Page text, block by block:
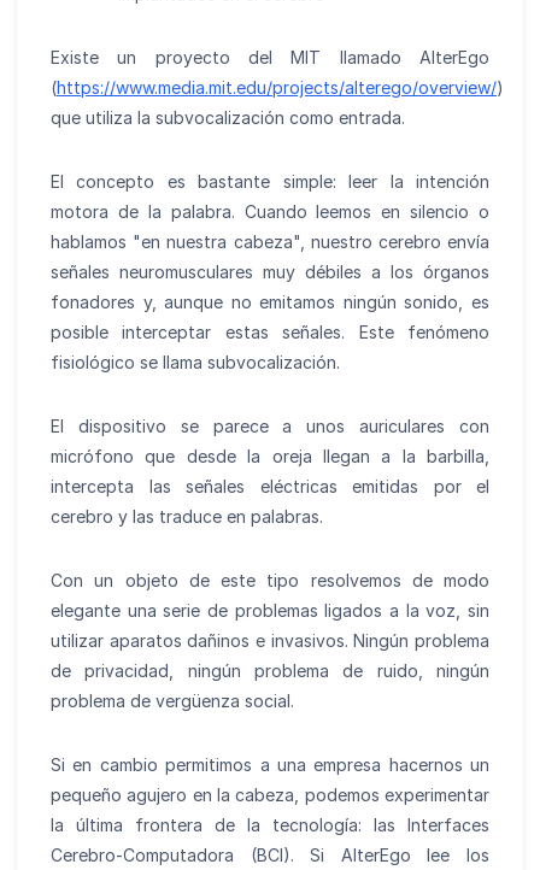
Existe un proyecto del MIT llamado AlterEgo
(https://www.media.mit.edu/projects/alterego/overview/)
que utiliza la subvocalización como entrada.
El concepto es bastante simple: leer la intención
motora de la palabra. Cuando leemos en silencio o
hablamos "en nuestra cabeza", nuestro cerebro envía
señales neuromusculares muy débiles a los órganos
fonadores y, aunque no emitamos ningún sonido, es
posible interceptar estas señales. Este fenómeno
fisiológico se llama subvocalización.
El dispositivo se parece a unos auriculares con
micrófono que desde la oreja llegan a la barbilla,
intercepta las señales eléctricas emitidas por el
cerebro y las traduce en palabras.
Con un objeto de este tipo resolvemos de modo
elegante una serie de problemas ligados a la voz, sin
utilizar aparatos dañinos e invasivos. Ningún problema
de privacidad, ningún problema de ruido, ningún
problema de vergüenza social.
Si en cambio permitimos a una empresa hacernos un
pequeño agujero en la cabeza, podemos experimentar
la última frontera de la tecnología: las Interfaces
Cerebro-Computadora (BCI). Si AlterEgo lee los